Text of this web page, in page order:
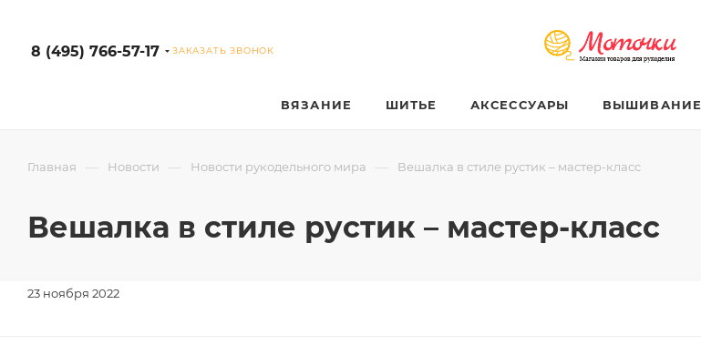
8 (495) 766-57-17 ЗАКАЗАТЬ ЗВОНОК
ВЯЗАНИЕ ШИТЬЕ АКСЕССУАРЫ ВЫШИВАНИЕ
Главная — Новости — Новости рукодельного мира — Вешалка в стиле рустик – мастер-класс
Вешалка в стиле рустик – мастер-класс
23 ноября 2022